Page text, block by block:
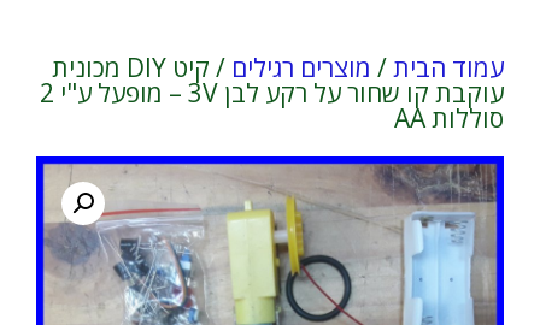
עמוד הבית/ מוצרים רגילים / קיט DIY מכונית
עוקבת קו שחור על רקע לבן 3V – מופעל ע"י 2
סוללות AA